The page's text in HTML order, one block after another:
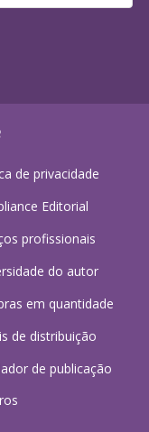
de privacidade
Editorial
profissionais
do autor
em quantidade
de distribuição
de publicação